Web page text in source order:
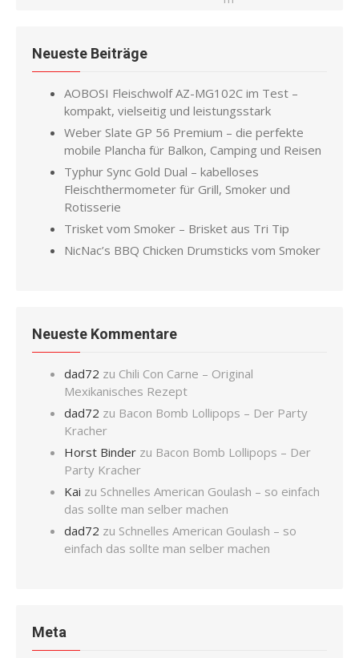
Neueste Beiträge
AOBOSI Fleischwolf AZ-MG102C im Test –
kompakt, vielseitig und leistungsstark
Weber Slate GP 56 Premium – die perfekte
mobile Plancha für Balkon, Camping und Reisen
Typhur Sync Gold Dual – kabelloses
Fleischthermometer für Grill, Smoker und
Rotisserie
Trisket vom Smoker – Brisket aus Tri Tip
NicNac’s BBQ Chicken Drumsticks vom Smoker
Neueste Kommentare
dad72 zu Chili Con Carne – Original
Mexikanisches Rezept
dad72 zu Bacon Bomb Lollipops – Der Party
Kracher
Horst Binder zu Bacon Bomb Lollipops – Der
Party Kracher
Kai zu Schnelles American Goulash – so einfach
das sollte man selber machen
dad72 zu Schnelles American Goulash – so
einfach das sollte man selber machen
Meta